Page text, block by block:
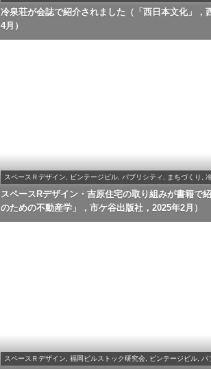
冷泉荘が会誌で紹介されました（「西日本文化」，
4月）
スペースＲデザイン, ビンテージビル, パブリシティ, まちづくり,
スペースRデザイン・吉原住宅の取り組みが書籍で
のための不動産学」，市ケ谷出版社，2025年2月）
スペースＲデザイン, 福岡ビルストック研究会, ビンテージビル, パ